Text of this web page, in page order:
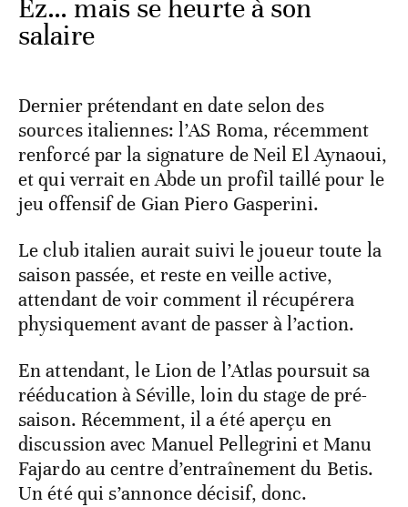
Ez… mais se heurte à son
salaire
Dernier prétendant en date selon des
sources italiennes: l’AS Roma, récemment
renforcé par la signature de Neil El Aynaoui,
et qui verrait en Abde un profil taillé pour le
jeu offensif de Gian Piero Gasperini.
Le club italien aurait suivi le joueur toute la
saison passée, et reste en veille active,
attendant de voir comment il récupérera
physiquement avant de passer à l’action.
En attendant, le Lion de l’Atlas poursuit sa
rééducation à Séville, loin du stage de pré-
saison. Récemment, il a été aperçu en
discussion avec Manuel Pellegrini et Manu
Fajardo au centre d’entraînement du Betis.
Un été qui s’annonce décisif, donc.